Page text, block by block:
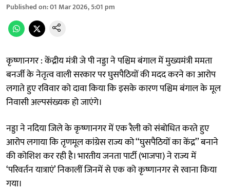
Published on:01 Mar 2026, 5:01 pm
कृष्णानगर : केंद्रीय मंत्री जे पी नड्डा ने पश्चिम बंगाल में मुख्यमंत्री ममता
बनर्जी के नेतृत्व वाली सरकार पर घुसपैठियों की मदद करने का आरोप
लगाते हुए रविवार को दावा किया कि इसके कारण पश्चिम बंगाल के मूल
निवासी अल्पसंख्यक हो जाएंगे।
नड्डा ने नदिया जिले के कृष्णानगर में एक रैली को संबोधित करते हुए
आरोप लगाया कि तृणमूल कांग्रेस राज्य को ‘‘घुसपैठियों का केंद्र’’ बनाने
की कोशिश कर रही है। भारतीय जनता पार्टी (भाजपा) ने राज्य में
‘परिवर्तन यात्राएं’ निकालीं जिनमें से एक को कृष्णानगर से रवाना किया
गया।